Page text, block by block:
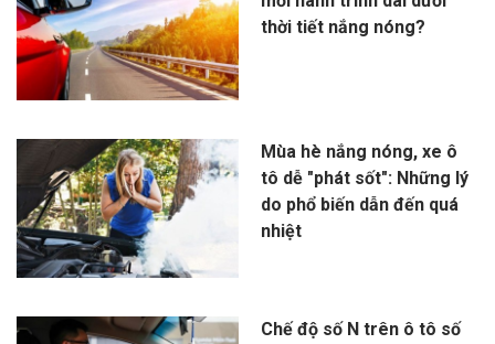
thời tiết nắng nóng?
Mùa hè nắng nóng, xe ô
tô dễ "phát sốt": Những lý
do phổ biến dẫn đến quá
nhiệt
Chế độ số N trên ô tô số